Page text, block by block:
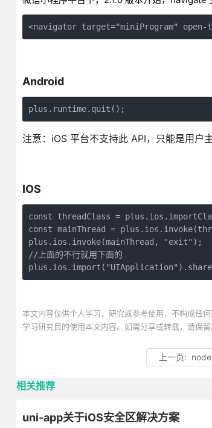
<navigator target="miniProgram" open-
Android
注意：iOS 平台不支持此 API，只能是用户
IOS
const threadClass =
const mainThread =
plus.ios.invoke(mainThread, "exit");
//上面的不行就用下面的
本文内容仅供个人学习、研究或参考使用，不构成任
学习研究目的使用本文内容。如需分享或转载，请保
上一页:
相关推荐
uni-app关于iOS安全区解决方案